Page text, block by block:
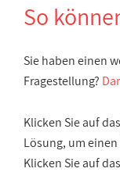
So
Sie haben einen
Fragestellung?
Klicken Sie auf
Lösung, um
Klicken Sie auf